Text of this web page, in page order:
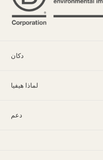
دكان
لماذا هيفيا
دعم